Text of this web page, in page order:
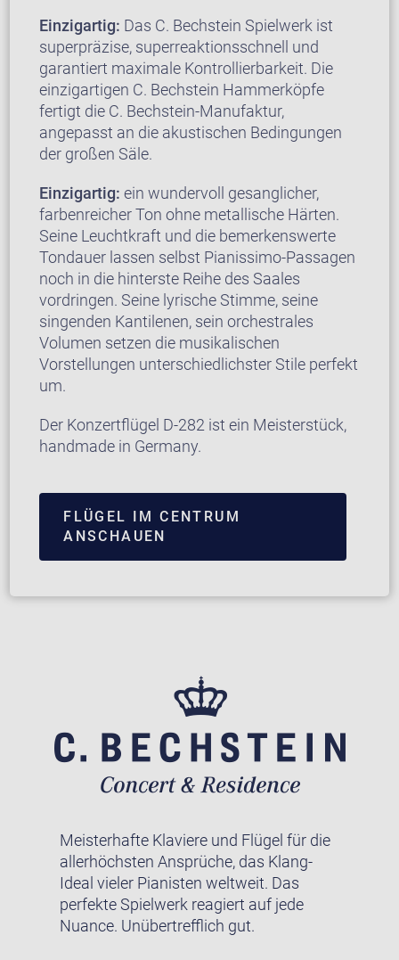
Einzigartig: Das C. Bechstein Spielwerk ist
superpräzise, superreaktionsschnell und
garantiert maximale Kontrollierbarkeit. Die
einzigartigen C. Bechstein Hammerköpfe
fertigt die C. Bechstein-Manufaktur,
angepasst an die akustischen Bedingungen
der großen Säle.
Einzigartig: ein wundervoll gesanglicher,
farbenreicher Ton ohne metallische Härten.
Seine Leuchtkraft und die bemerkenswerte
Tondauer lassen selbst Pianissimo-Passagen
noch in die hinterste Reihe des Saales
vordringen. Seine lyrische Stimme, seine
singenden Kantilenen, sein orchestrales
Volumen setzen die musikalischen
Vorstellungen unterschiedlichster Stile perfekt
um.
Der Konzertflügel D-282 ist ein Meisterstück,
handmade in Germany.
FLÜGEL IM CENTRUM
ANSCHAUEN
Meisterhafte Klaviere und Flügel für die
allerhöchsten Ansprüche, das Klang-
Ideal vieler Pianisten weltweit. Das
perfekte Spielwerk reagiert auf jede
Nuance. Unübertrefflich gut.